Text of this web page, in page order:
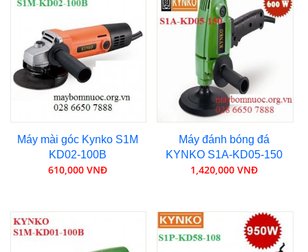
Máy mài góc Kynko S1M
KD02-100B
610,000 VNĐ
Máy đánh bóng đá
KYNKO S1A-KD05-150
1,420,000 VNĐ